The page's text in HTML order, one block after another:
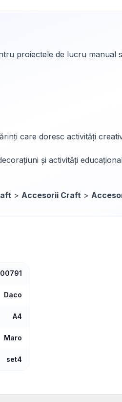
proiectele de lucru manual
care doresc activități
și activități
> Accesorii Craft >
Daco
A4
Maro
set4